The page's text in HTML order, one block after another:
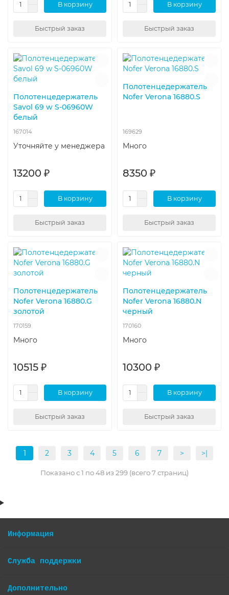
В корзину
Быстрый заказ
В корзину
Быстрый заказ
Полотенцедержатель
Savol 69 w S-06960W
белый
167014
Уточняйте у менеджера
13200 ₽
В корзину
Быстрый заказ
Полотенцедержатель
Nofer Verona 16880.S
169629
Много
8350 ₽
В корзину
Быстрый заказ
Полотенцедержатель
Nofer Verona 16880.G
золотой
170159
Много
10515 ₽
В корзину
Быстрый заказ
Полотенцедержатель
Nofer Verona 16880.N
черный
170160
Много
10300 ₽
В корзину
Быстрый заказ
1 2 3 4 5 6 7 > >|
Показано с 1 по 48 из 299 (всего 7 страниц)
Информация
Служба поддержки
Дополнительно